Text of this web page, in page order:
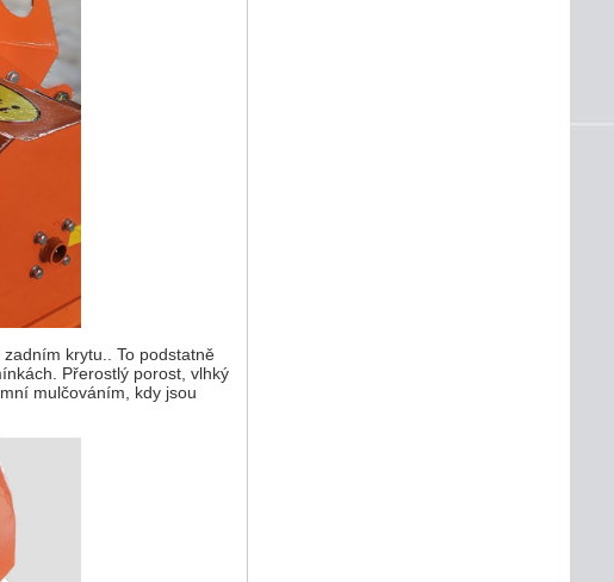
krytu.. To podstatně
Přerostlý porost, vlhký
mulčováním, kdy jsou